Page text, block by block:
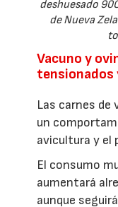
deshuesado
de Nueva
Vacuno y
tensionados
Las carnes de
un
avicultura y el
El consumo
aumentará
aunque